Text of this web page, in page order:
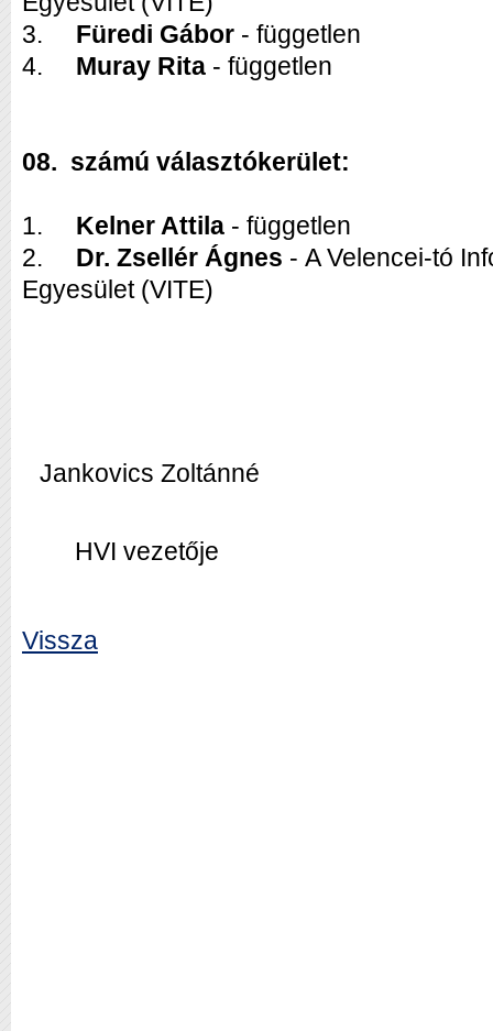
3. Füredi Gábor - független
4. Muray Rita - független
08. számú választókerület:
1. Kelner Attila - független
2. Dr. Zsellér Ágnes - A Velencei-tó
Egyesület (VITE)
Jankovics Zoltánné
HVI vezetője
Vissza